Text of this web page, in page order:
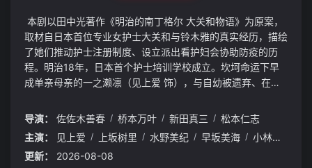
本剧以田中光著作《明治的南丁格尔 大关和物语》为原案，
取材自日本首位专业女护士大关和与铃木雅的真实经历，描绘
了她们推动护士注册制度、设立派出看护妇会协助防疫的历
程。明治18年，日本首个护士培训学校成立。坎坷命运下早
成单亲母亲的一之濑凛（见上爱 饰），与自幼被遗弃、在教
遇。她们与同学们一同接受尚在摸索中的护理教育，思索“护
历被逐出岗位、卷入事件等波折，却在霍乱与痢疾肆虐之时再
次携手，直面瘟疫冠建影视发布页 ygba1.xyz
导演： 佐佐木善春 / 桥本万叶 / 新田真三 / 松本仁志
主演：
见上爱 / 上坂树里 / 水野美纪 / 早坂美海 / 小林隆
更新：
2026-08-08